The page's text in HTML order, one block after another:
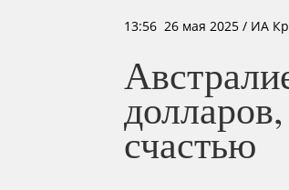
13:56 26 мая 2025 / ИА
счастью